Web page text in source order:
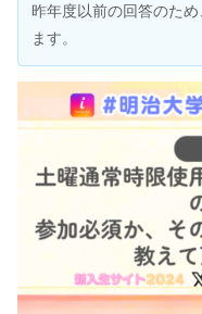
昨年度以前の回答のた
ます。